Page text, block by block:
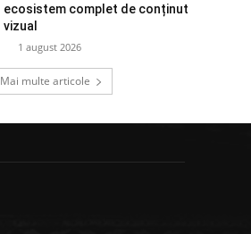
ecosistem complet de conținut
vizual
1 august 2026
Mai multe articole